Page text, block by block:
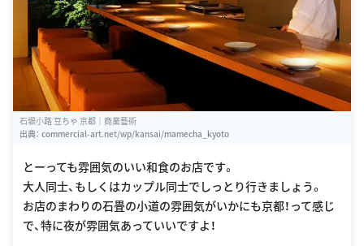
石塀小路 豆ちゃ 京都｜商業藝術
出典： commercial-art.net/wp/kansai/mamecha_kyoto
とーっても雰囲気のいい和食のお店です。
大人同士、もしくはカップル同士でしっとり行きましょう。
お店のまわりの石畳の小道の雰囲気がいかにも京都！って感じ
で、特に夜が雰囲気あっていいですよ！